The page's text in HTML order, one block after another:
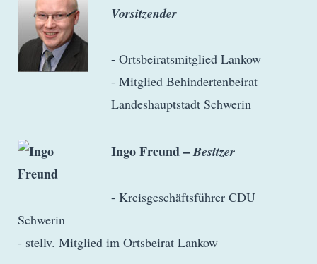
Vorsitzender
- Ortsbeiratsmitglied Lankow
- Mitglied Behindertenbeirat
Landeshauptstadt Schwerin
Ingo Freund –Besitzer
- Kreisgeschäftsführer CDU
Schwerin
- stellv. Mitglied im Ortsbeirat Lankow